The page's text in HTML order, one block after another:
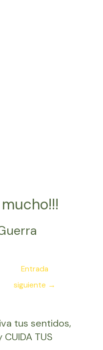
Entrada
siguiente →
tus sentidos,
TUS